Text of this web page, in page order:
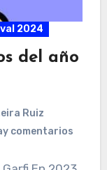
2024
del año
Ruiz
comentarios